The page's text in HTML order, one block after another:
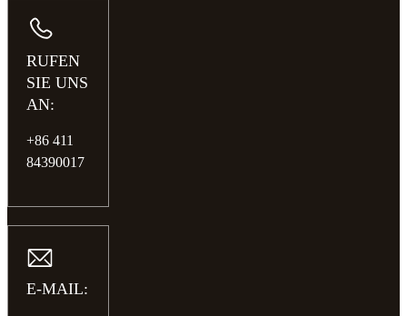
RUFEN
SIE UNS
AN:
+86 411
84390017
E-MAIL: